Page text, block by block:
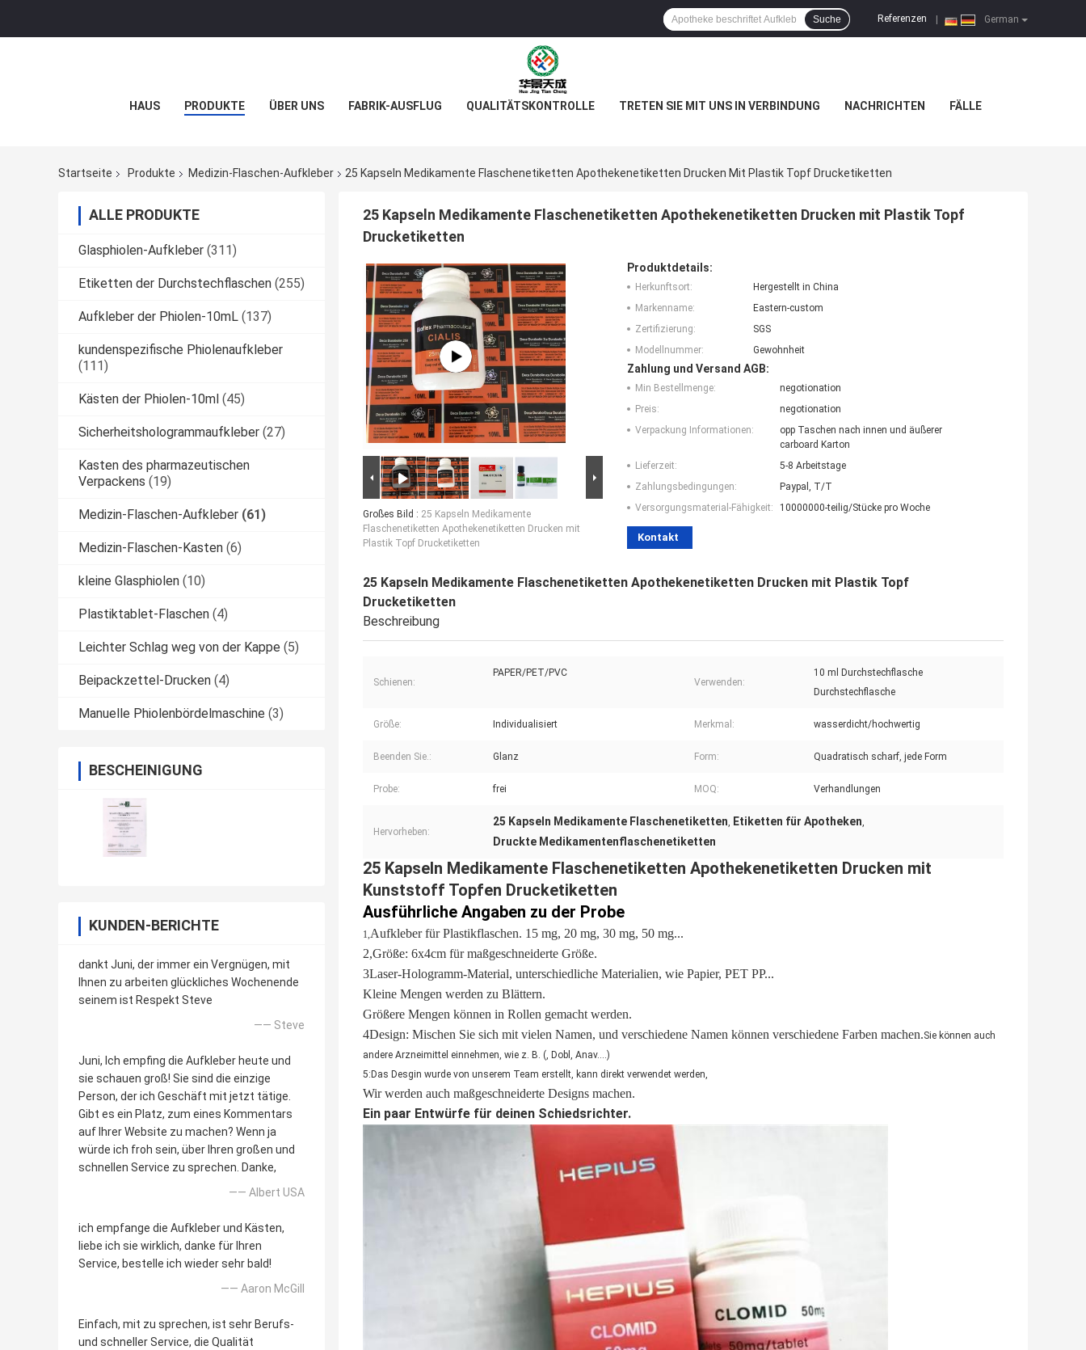
German
Referenzen
Suche
HAUS PRODUKTE ÜBER UNS FABRIK-AUSFLUG QUALITÄTSKONTROLLE TRETEN SIE MIT UNS IN VERBINDUNG NACHRICHTEN FÄLLE
Startseite Produkte Medizin-Flaschen-Aufkleber 25 Kapseln Medikamente Flaschenetiketten Apothekenetiketten Drucken Mit Plastik Topf Drucketiketten
ALLE PRODUKTE
Glasphiolen-Aufkleber (311)
Etiketten der Durchstechflaschen (255)
Aufkleber der Phiolen-10mL (137)
kundenspezifische Phiolenaufkleber
(111)
Kästen der Phiolen-10ml (45)
Sicherheitshologrammaufkleber (27)
Kasten des pharmazeutischen
Verpackens (19)
Medizin-Flaschen-Aufkleber (61)
Medizin-Flaschen-Kasten (6)
kleine Glasphiolen (10)
Plastiktablet-Flaschen (4)
Leichter Schlag weg von der Kappe (5)
Beipackzettel-Drucken (4)
Manuelle Phiolenbördelmaschine (3)
BESCHEINIGUNG
KUNDEN-BERICHTE
dankt Juni, der immer ein Vergnügen, mit
Ihnen zu arbeiten glückliches Wochenende
seinem ist Respekt Steve
—— Steve
Juni, Ich empfing die Aufkleber heute und
sie schauen groß! Sie sind die einzige
Person, der ich Geschäft mit jetzt tätige.
Gibt es ein Platz, zum eines Kommentars
auf Ihrer Website zu machen? Wenn ja
würde ich froh sein, über Ihren großen und
schnellen Service zu sprechen. Danke,
—— Albert USA
ich empfange die Aufkleber und Kästen,
liebe ich sie wirklich, danke für Ihren
Service, bestelle ich wieder sehr bald!
—— Aaron McGill
Einfach, mit zu sprechen, ist sehr Berufs-
und schneller Service, die Qualität
25 Kapseln Medikamente Flaschenetiketten Apothekenetiketten Drucken mit Plastik Topf
Drucketiketten
Großes Bild : 25 Kapseln Medikamente
Flaschenetiketten Apothekenetiketten Drucken mit
Plastik Topf Drucketiketten
Produktdetails:
Herkunftsort:
Hergestellt in China
Markenname:
Eastern-custom
Zertifizierung:
SGS
Modellnummer:
Gewohnheit
Zahlung und Versand AGB:
Min Bestellmenge:
negotionation
Preis:
negotionation
Verpackung Informationen:
opp Taschen nach innen und äußerer
carboard Karton
Lieferzeit:
5-8 Arbeitstage
Zahlungsbedingungen:
Paypal, T/T
Versorgungsmaterial-Fähigkeit:
10000000-teilig/Stücke pro Woche
Kontakt
25 Kapseln Medikamente Flaschenetiketten Apothekenetiketten Drucken mit Plastik Topf
Drucketiketten
Beschreibung
Schienen:
PAPER/PET/PVC
Verwenden:
10 ml Durchstechflasche
Durchstechflasche
Größe: Individualisiert Merkmal: wasserdicht/hochwertig
Beenden Sie.: Glanz Form: Quadratisch scharf, jede Form
Probe: frei MOQ: Verhandlungen
Hervorheben:
25 Kapseln Medikamente Flaschenetiketten, Etiketten für Apotheken,
Druckte Medikamentenflaschenetiketten
25 Kapseln Medikamente Flaschenetiketten Apothekenetiketten Drucken mit
Kunststoff Topfen Drucketiketten
Ausführliche Angaben zu der Probe
1,Aufkleber für Plastikflaschen. 15 mg, 20 mg, 30 mg, 50 mg...
2,Größe: 6x4cm für maßgeschneiderte Größe.
3Laser-Hologramm-Material, unterschiedliche Materialien, wie Papier, PET PP...
Kleine Mengen werden zu Blättern.
Größere Mengen können in Rollen gemacht werden.
4Design: Mischen Sie sich mit vielen Namen, und verschiedene Namen können verschiedene Farben machen.Sie können auch
andere Arzneimittel einnehmen, wie z. B. (, Dobl, Anav....)
5: Das Desgin wurde von unserem Team erstellt, kann direkt verwendet werden,
Wir werden auch maßgeschneiderte Designs machen.
Ein paar Entwürfe für deinen Schiedsrichter.